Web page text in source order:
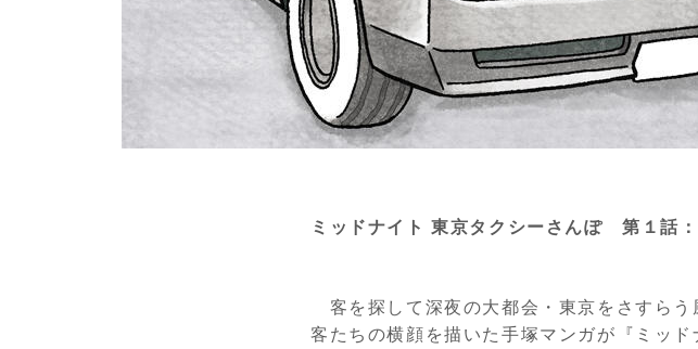
ミッドナイト 東京タクシーさんぽ 第１話
客を探して深夜の大都会・東京をさすらう
客たちの横顔を描いた手塚マンガが『ミッ